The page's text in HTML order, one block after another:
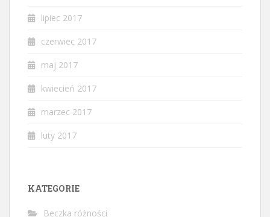
lipiec 2017
czerwiec 2017
maj 2017
kwiecień 2017
marzec 2017
luty 2017
KATEGORIE
Beczka różności